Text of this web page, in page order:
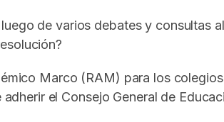
de varios debates y consultas
Marco (RAM) para los
el Consejo General de